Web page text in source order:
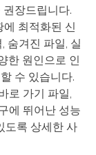
장드립니다.
최적화된 신
숨겨진 파일, 실
한 원인으로 인
수 있습니다.
로 가기 파일,
에 뛰어난 성능
도록 상세한 사